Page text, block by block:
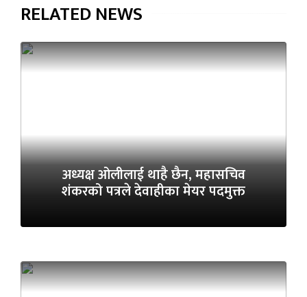
RELATED NEWS
अध्यक्ष ओलीलाई थाहै छैन, महासचिव
शंकरको पत्रले देवाहीका मेयर पदमुक्त